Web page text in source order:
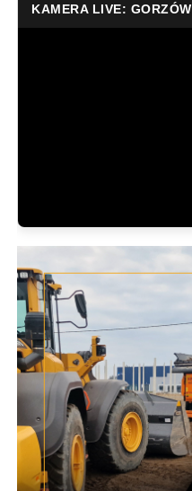
KAMERA LIVE: GORZÓW